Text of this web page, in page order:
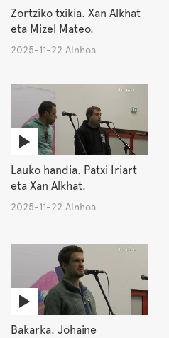
Zortziko txikia. Xan Alkhat
eta Mizel Mateo.
2025-11-22 Ainhoa
Lauko handia. Patxi Iriart
eta Xan Alkhat.
2025-11-22 Ainhoa
Bakarka. Johaine